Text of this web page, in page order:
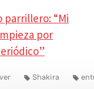
“Mi
por
Shakira